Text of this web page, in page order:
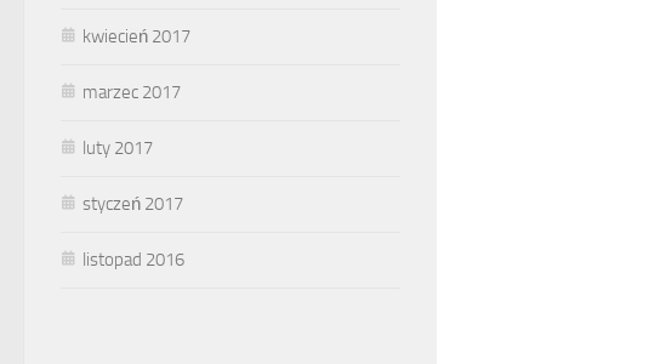
kwiecień 2017
marzec 2017
luty 2017
styczeń 2017
listopad 2016